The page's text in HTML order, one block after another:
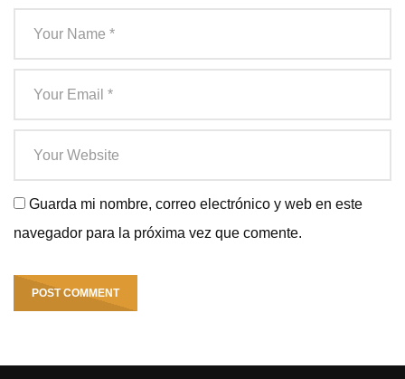
Guarda mi nombre, correo electrónico y web en este
navegador para la próxima vez que comente.